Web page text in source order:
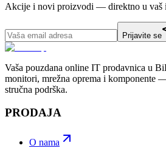
Akcije i novi proizvodi — direktno u vaš
Prijavite se
Vaša pouzdana online IT prodavnica u
monitori, mrežna oprema i komponente
stručna podrška.
PRODAJA
O nama